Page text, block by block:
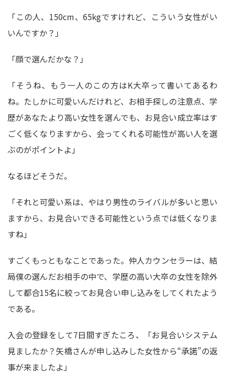
「この人、150cm、65kgですけれど、こういう女性がい
いんですか？」
「顔で選んだかな？」
「そうね、もう一人のこの方はK大卒って書いてあるわ
ね。たしかに可愛いんだけれど、お相手探しの注意点、学
歴があなたより高い女性を選んでも、お見合い成立率はす
ごく低くなりますから、会ってくれる可能性が高い人を選
ぶのがポイントよ」
なるほどそうだ。
「それと可愛い系は、やはり男性のライバルが多いと思い
ますから、お見合いできる可能性という点では低くなりま
すね」
すごくもっともなことであった。仲人カウンセラーは、結
局僕の選んだお相手の中で、学歴の高い大卒の女性を除外
して都合15名に絞ってお見合い申し込みをしてくれたよう
である。
入会の登録をして7日間すぎたころ、「お見合いシステム
見ましたか？矢橋さんが申し込みした女性から“承諾”の返
事が来ましたよ」